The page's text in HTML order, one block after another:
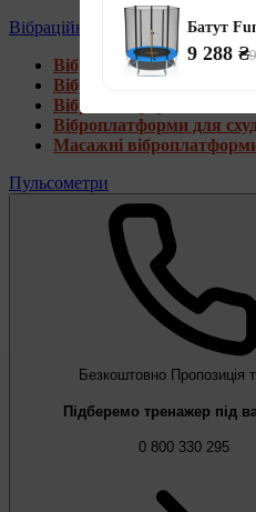
Вібраційні платформи
Віброплатформи для дому
Віброплатформи 4D
Віброплатформи 3D
Віброплатформи для
Масажні
Пульсометри
Безкоштовно Пропозиція
Підберемо тренажер під
0 800 330 295
Батут
9 288 ₴